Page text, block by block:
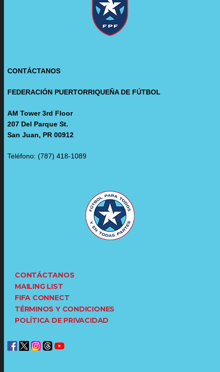
CONTÁCTANOS
FEDERACIÓN PUERTORRIQUEÑA DE FÚTBOL
AM Tower 3rd Floor
207 Del Parque St.
San Juan, PR 00912
Teléfono: (787) 418-1089
CONTÁCTANOS
MAILING LIST
FIFA CONNECT
TÉRMINOS Y CONDICIONES
POLÍTICA DE PRIVACIDAD